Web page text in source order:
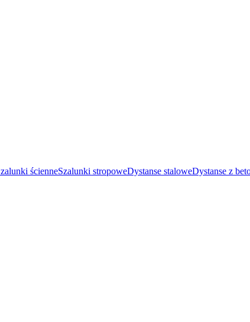
ścienneSzalunki stropoweDystanse staloweDystanse z